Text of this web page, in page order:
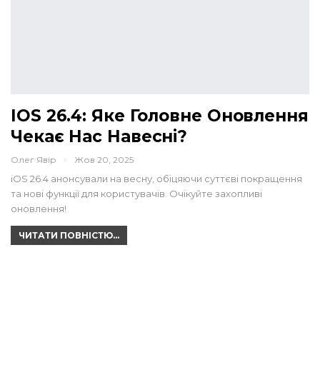
IOS 26.4: Яке Головне Оновлення
Чекає Нас Навесні?
Олег Явір Жов 20, 2025
iOS 26.4 анонсували на весну, обіцяючи суттєві покращення
та нові функції для користувачів. Очікуйте захопливі
оновлення!
ЧИТАТИ ПОВНІСТЮ...